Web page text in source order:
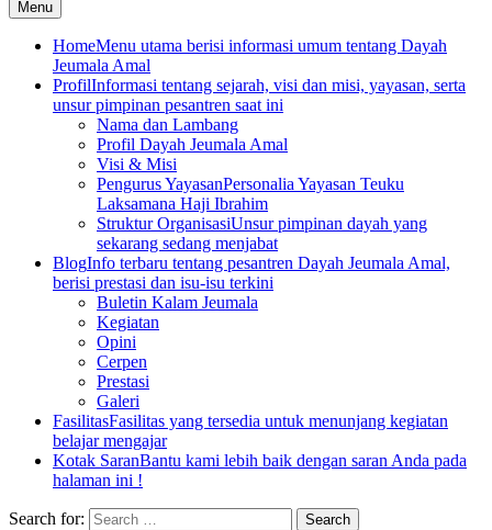
Menu
HomeMenu utama berisi informasi umum tentang Dayah
Jeumala Amal
ProfilInformasi tentang sejarah, visi dan misi, yayasan, serta
unsur pimpinan pesantren saat ini
Nama dan Lambang
Profil Dayah Jeumala Amal
Visi & Misi
Pengurus YayasanPersonalia Yayasan Teuku
Laksamana Haji Ibrahim
Struktur OrganisasiUnsur pimpinan dayah yang
sekarang sedang menjabat
BlogInfo terbaru tentang pesantren Dayah Jeumala Amal,
berisi prestasi dan isu-isu terkini
Buletin Kalam Jeumala
Kegiatan
Opini
Cerpen
Prestasi
Galeri
FasilitasFasilitas yang tersedia untuk menunjang kegiatan
belajar mengajar
Kotak SaranBantu kami lebih baik dengan saran Anda pada
halaman ini !
Search for: